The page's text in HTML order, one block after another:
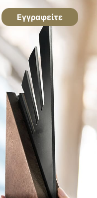
Εγγραφείτε